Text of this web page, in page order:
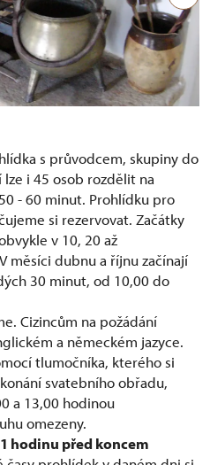
s průvodcem, skupiny do
i 45 osob rozdělit na
- 60 minut. Prohlídku pro
si rezervovat. Začátky
v 10, 20 až
měsíci dubnu a říjnu začínají
30 minut, od 10,00 do
Cizincům na požádání
a německém jazyce.
tlumočníka, kterého si
svatebního obřadu,
a 13,00 hodinou
omezeny.
hodinu před koncem